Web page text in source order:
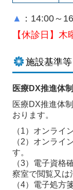
▲ ：14:00～
【休診日】木
施設基準等
医療DX推進体
医療DX推進体
おります。
（1）オンライ
（2）オンライ
す。
（3）電子資格
察室で閲覧又は
（4）電子処方